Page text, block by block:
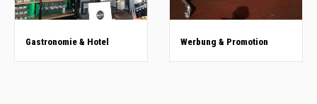
Gastronomie & Hotel Werbung & Promotion